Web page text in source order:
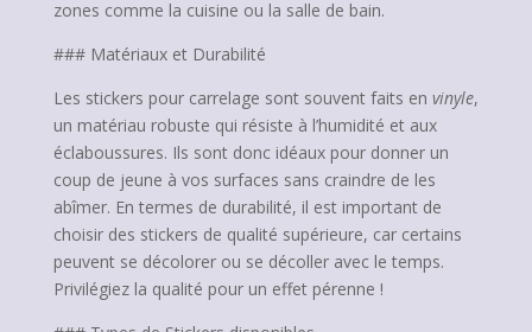
zones comme la cuisine ou la salle de bain.
### Matériaux et Durabilité
Les stickers pour carrelage sont souvent faits en vinyle,
un matériau robuste qui résiste à l’humidité et aux
éclaboussures. Ils sont donc idéaux pour donner un
coup de jeune à vos surfaces sans craindre de les
abîmer. En termes de durabilité, il est important de
choisir des stickers de qualité supérieure, car certains
peuvent se décolorer ou se décoller avec le temps.
Privilégiez la qualité pour un effet pérenne !